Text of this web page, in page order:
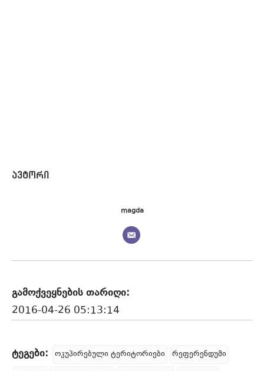
magda
გამოქვეყნების თარიღი:
2016-04-26 05:13:14
ტეგები: ოკუპირებული ტერიტორიები
რეფერენდუმი